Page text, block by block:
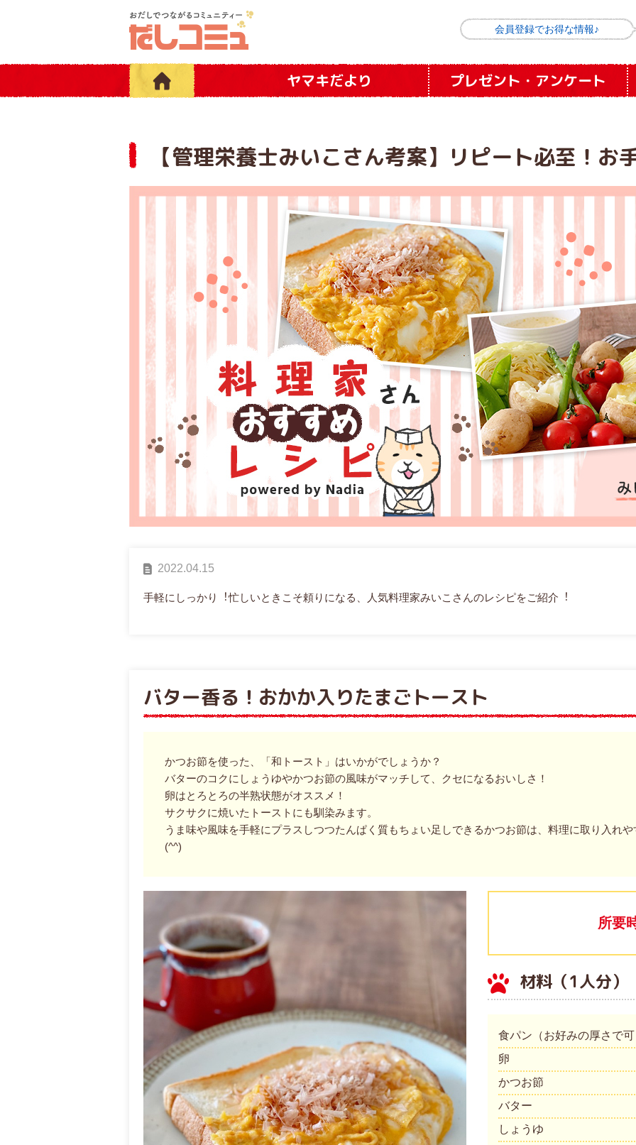
会員登録でお得な情報♪
ヤマキだより プレゼント ・ アンケート
【管理栄養士みいこさん考案】リピート必至！お
2022.04.15
⼿軽にしっかり︕忙しいときこそ頼りになる、⼈気料理家みいこさんのレシピをご紹介︕
バター香る！おかか入りたまごトースト
かつお節を使った、「和トースト」はいかがでしょうか？
バターのコクにしょうゆやかつお節の風味がマッチして、クセになるおいしさ！
卵はとろとろの半熟状態がオススメ！
サクサクに焼いたトーストにも馴染みます。
うま味や風味を手軽にプラスしつつたんぱく質もちょい足しできるかつお節は、料理に取り入れ
(^^)
所要
材料（1人分）
食パン（お好みの厚さで
卵
かつお節
バター
しょうゆ